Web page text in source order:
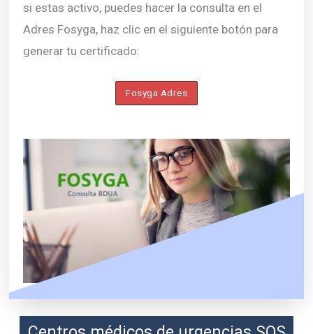
si estas activo, puedes hacer la consulta en el
Adres Fosyga, haz clic en el siguiente botón para
generar tu certificado:
Fosyga Adres